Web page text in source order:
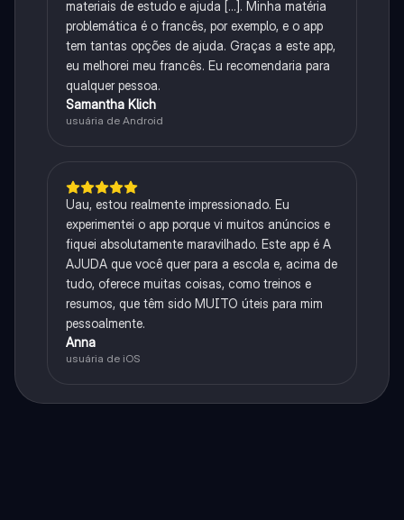
materiais de estudo e ajuda [...]. Minha matéria
problemática é o francês, por exemplo, e o app
tem tantas opções de ajuda. Graças a este app,
eu melhorei meu francês. Eu recomendaria para
qualquer pessoa.
Samantha Klich
usuária de Android
Uau, estou realmente impressionado. Eu
experimentei o app porque vi muitos anúncios e
fiquei absolutamente maravilhado. Este app é A
AJUDA que você quer para a escola e, acima de
tudo, oferece muitas coisas, como treinos e
resumos, que têm sido MUITO úteis para mim
pessoalmente.
Anna
usuária de iOS